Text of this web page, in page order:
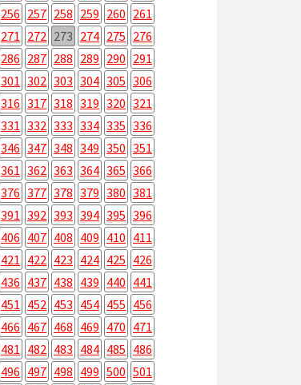
256 257 258 259 260 261
271 272 273 274 275 276
286 287 288 289 290 291
301 302 303 304 305 306
316 317 318 319 320 321
331 332 333 334 335 336
346 347 348 349 350 351
361 362 363 364 365 366
376 377 378 379 380 381
391 392 393 394 395 396
406 407 408 409 410 411
421 422 423 424 425 426
436 437 438 439 440 441
451 452 453 454 455 456
466 467 468 469 470 471
481 482 483 484 485 486
496 497 498 499 500 501